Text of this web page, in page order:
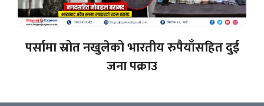
पर्सामा स्रोत नखुलेको भारतीय रुपैयाँसहित दुई
जना पक्राउ